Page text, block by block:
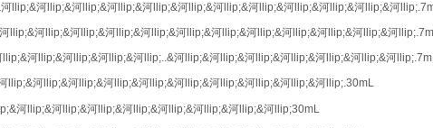
llip;&河llip;&河llip;&河llip;&河llip;&河llip;&河llip;&河llip;&河llip;&河llip;&河llip;&河
llip;&河llip;&河llip;&河llip;&河llip;&河llip;&河llip;&河llip;&河llip;&河llip;&河llip;&河llip;.7m
河llip;&河llip;&河llip;&河llip;..&河llip;&河llip;&河llip;&河llip;&河llip;&河llip;&河llip;.7m
llip;&河llip;&河llip;&河llip;&河llip;&河llip;&河llip;&河llip;&河llip;&河llip;.30mL
河llip;&河llip;&河llip;&河llip;&河llip;&河llip;&河llip;&河llip;30mL